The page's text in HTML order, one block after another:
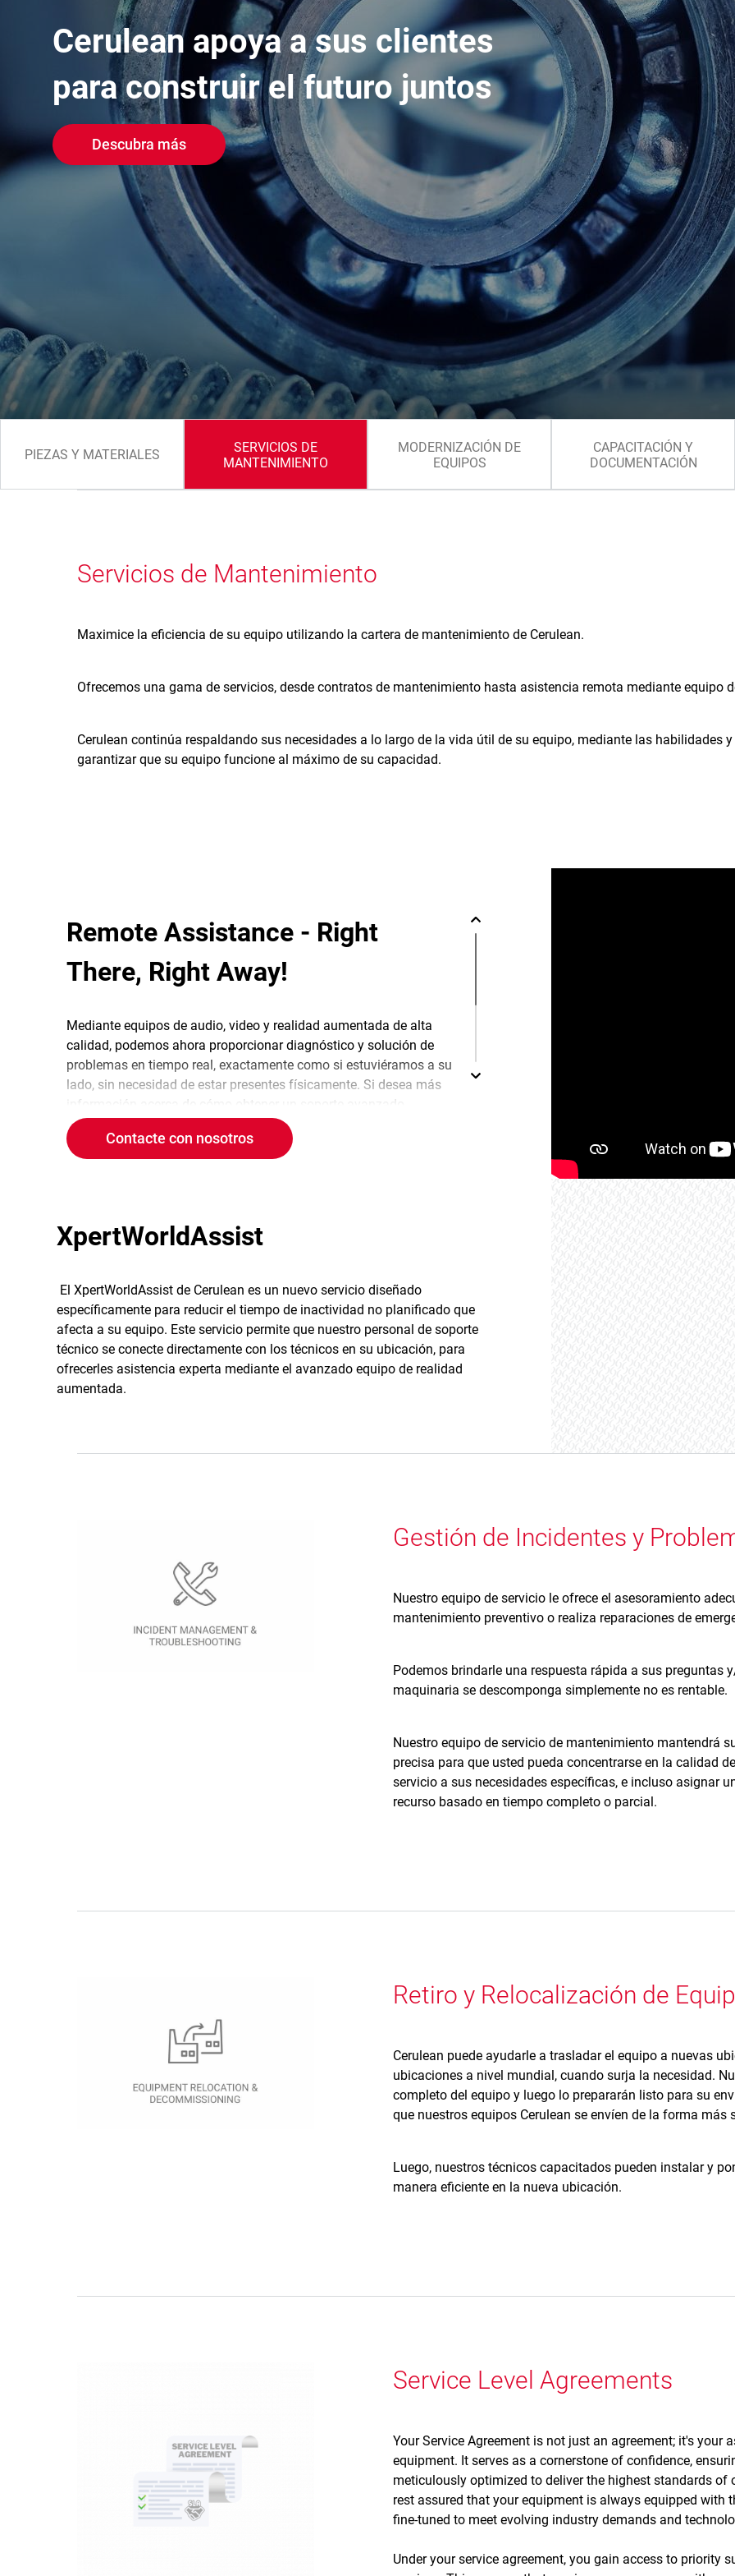
Upgrade & Retrofits Spare Parts
Cerulean apoya a sus clientes
para construir el futuro juntos
Descubra más
PIEZAS Y MATERIALES
SERVICIOS DE
MANTENIMIENTO
MODERNIZACIÓN DE
EQUIPOS
CAPACITACIÓN Y
DOCUMENTACIÓN
Servicios de Mantenimiento
Maximice la eficiencia de su equipo utilizando la cartera de mantenimiento de Cerulean.
Ofrecemos una gama de servicios, desde contratos de mantenimiento hasta asistencia remota mediante equipo
Cerulean continúa respaldando sus necesidades a lo largo de la vida útil de su equipo, mediante las habilidades
garantizar que su equipo funcione al máximo de su capacidad.
Remote Assistance - Right
There, Right Away!
Mediante equipos de audio, video y realidad aumentada de alta
calidad, podemos ahora proporcionar diagnóstico y solución de
problemas en tiempo real, exactamente como si estuviéramos a su
lado, sin necesidad de estar presentes físicamente. Si desea más
información acerca de cómo obtener un soporte avanzado,
contacte con su especialista en servicio al cliente.
Contacte con nosotros
XpertWorldAssist
El XpertWorldAssist de Cerulean es un nuevo servicio diseñado
específicamente para reducir el tiempo de inactividad no planificado que
afecta a su equipo. Este servicio permite que nuestro personal de soporte
técnico se conecte directamente con los técnicos en su ubicación, para
ofrecerles asistencia experta mediante el avanzado equipo de realidad
aumentada.
Gestión de Incidentes y
Nuestro equipo de servicio le ofrece el asesoramiento
mantenimiento preventivo o realiza reparaciones de
Podemos brindarle una respuesta rápida a sus preguntas
maquinaria se descomponga simplemente no es rentable.
Nuestro equipo de servicio de mantenimiento mantendrá
precisa para que usted pueda concentrarse en la calidad
servicio a sus necesidades específicas, e incluso asignar
recurso basado en tiempo completo o parcial.
Retiro y Relocalización de
Cerulean puede ayudarle a trasladar el equipo a nuevas
ubicaciones a nivel mundial, cuando surja la necesidad.
completo del equipo y luego lo prepararán listo para su
que nuestros equipos Cerulean se envíen de la forma más
Luego, nuestros técnicos capacitados pueden instalar y
manera eficiente en la nueva ubicación.
Service Level Agreements
Your Service Agreement is not just an agreement; it's your
equipment. It serves as a cornerstone of confidence,
meticulously optimized to deliver the highest standards of
rest assured that your equipment is always equipped
fine-tuned to meet evolving industry demands and
Under your service agreement, you gain access to priority